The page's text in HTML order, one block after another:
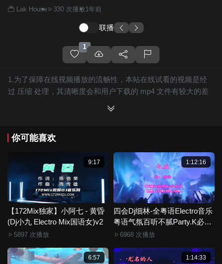
Lak House 330 次播放1年前
联播
1
1.为了保障在线视频播放的流畅性，本站在线试看的视频是经
过 压缩 处理，其清晰度会和用户下载的 mp4 文件有较大的差
保证高清晰。
3.如果你喜欢 《【172Mix独家】君姐 - 路边的野花不要采(Dj小
玉 LakHouse Mix国语女)》，赶快介绍给你的朋友，一起来分
享！
4.如果您发现 《【172Mix独家】君姐 - 路边的野花不要采(Dj小
玉 LakHouse Mix国语女)》视频存在分类错误，清晰度不够或
无法播放的问题，请点击这里进行 我要纠错， 谢谢！
5.172Mix舞曲视频网禁止发布违规违法的信息，若您发现有相
关违规违法内容，请点击这里进行 举报投诉 ，一旦核实，平台
6.本站音视频文件部分由用户上传发布，其版权归原作者所
你可能喜欢
9:17
【172Mix独家】小阿七 - 黄昏
(Dj小九 Electro Mix国语女)v2
5897 次播放
1:12:16
四会Dj细林-全粤语Electro音乐
粤语气氛百听不腻Party.K必备
专辑172Mix串烧
6968 次播放
6:57 1:14:33